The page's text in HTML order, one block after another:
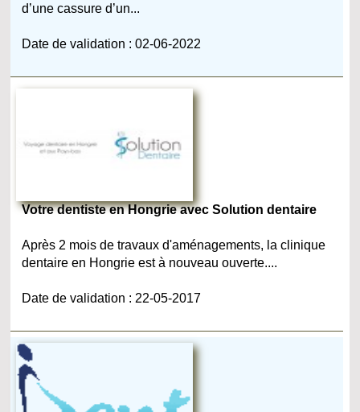
d’une cassure d’un...
Date de validation : 02-06-2022
Votre dentiste en Hongrie avec Solution dentaire
Après 2 mois de travaux d'aménagements, la clinique
dentaire en Hongrie est à nouveau ouverte....
Date de validation : 22-05-2017